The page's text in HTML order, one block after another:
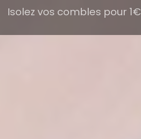
Isolez vos combles pour 1€